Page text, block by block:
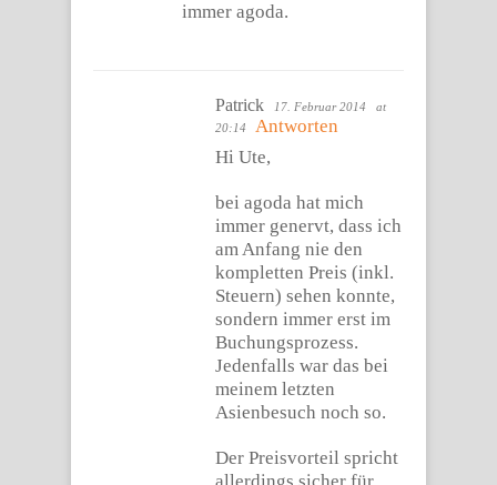
immer agoda.
Patrick 17. Februar 2014
at
20:14
Antworten
Hi Ute,
bei agoda hat mich
immer genervt, dass ich
am Anfang nie den
kompletten Preis (inkl.
Steuern) sehen konnte,
sondern immer erst im
Buchungsprozess.
Jedenfalls war das bei
meinem letzten
Asienbesuch noch so.
Der Preisvorteil spricht